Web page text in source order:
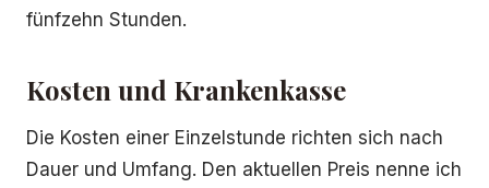
fünfzehn Stunden.
Kosten und Krankenkasse
Die Kosten einer Einzelstunde richten sich nach
Dauer und Umfang. Den aktuellen Preis nenne ich